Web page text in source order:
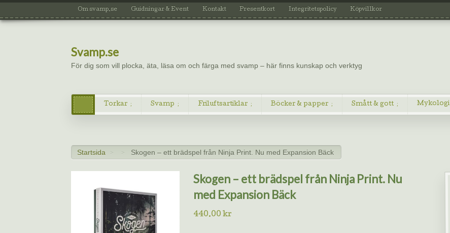
Om svamp.se Guidningar & Event Kontakt Presentkort Integritetspolicy Köpvillkor
Svamp.se
För dig som vill plocka, äta, läsa om och färga med svamp – här finns kunskap och verktyg
Torkar Svamp Friluftsartiklar Böcker & papper Smått & gott Mykologi
Startsida > > Skogen – ett brädspel från Ninja Print. Nu med Expansion Bäck
Skogen – ett brädspel från Ninja Print. Nu
med Expansion Bäck
440.00 kr